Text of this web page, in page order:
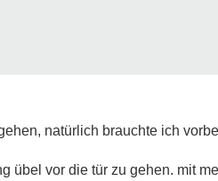
natürlich brauchte ich
vor die tür zu gehen. mit